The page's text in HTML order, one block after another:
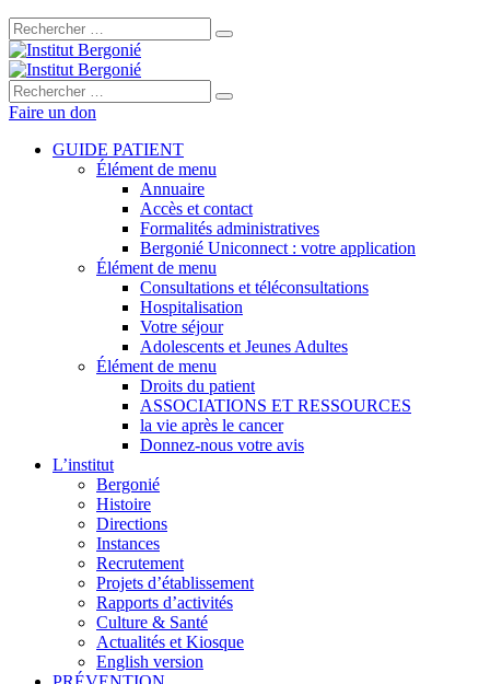
Rechercher :
Rechercher :
Faire un don
GUIDE PATIENT
Élément de menu
Annuaire
Accès et contact
Formalités administratives
Bergonié Uniconnect : votre application
Élément de menu
Consultations et téléconsultations
Hospitalisation
Votre séjour
Adolescents et Jeunes Adultes
Élément de menu
Droits du patient
ASSOCIATIONS ET RESSOURCES
la vie après le cancer
Donnez-nous votre avis
L’institut
Bergonié
Histoire
Directions
Instances
Recrutement
Projets d’établissement
Rapports d’activités
Culture & Santé
Actualités et Kiosque
English version